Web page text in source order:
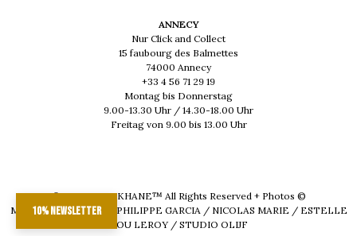
ANNECY
Nur Click and Collect
15 faubourg des Balmettes
74000 Annecy
+33 4 56 71 29 19
Montag bis Donnerstag
9.00-13.30 Uhr / 14.30-18.00 Uhr
Freitag von 9.00 bis 13.00 Uhr
© 2026 - MUSKHANE™ All Rights Reserved + Photos ©
MAEVA DELACROIX / PHILIPPE GARCIA / NICOLAS MARIE / ESTELLE
LOU LEROY / STUDIO OLIJF
10% newsletter